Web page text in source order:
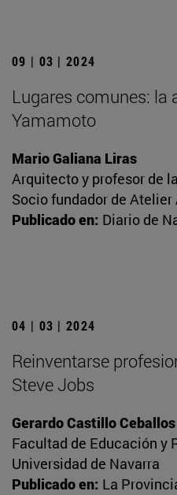
09 | 03 | 2024
Lugares comunes: la
Yamamoto
Mario Galiana Liras
Arquitecto y profesor de
Socio fundador de
Publicado en: Diario de
04 | 03 | 2024
Reinventarse
Steve Jobs
Gerardo Castillo Ceballos
Facultad de Educación y
Universidad de Navarra
Publicado en: La